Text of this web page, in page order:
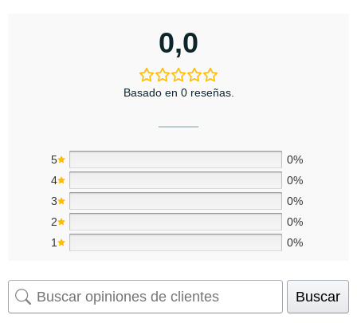
0,0
Basado en 0 reseñas.
5
0%
4
0%
3
0%
2
0%
1
0%
Buscar